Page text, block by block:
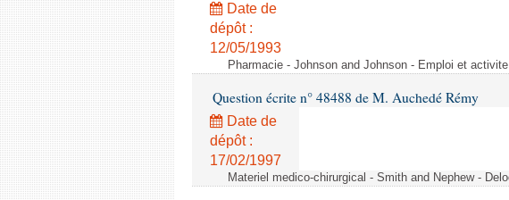
Date de
dépôt :
12/05/1993
Pharmacie - Johnson and Johnson - Emploi et
Question écrite n° 48488 de M. Auchedé Rémy
Date de
dépôt :
17/02/1997
Materiel medico-chirurgical - Smith and Nephew -